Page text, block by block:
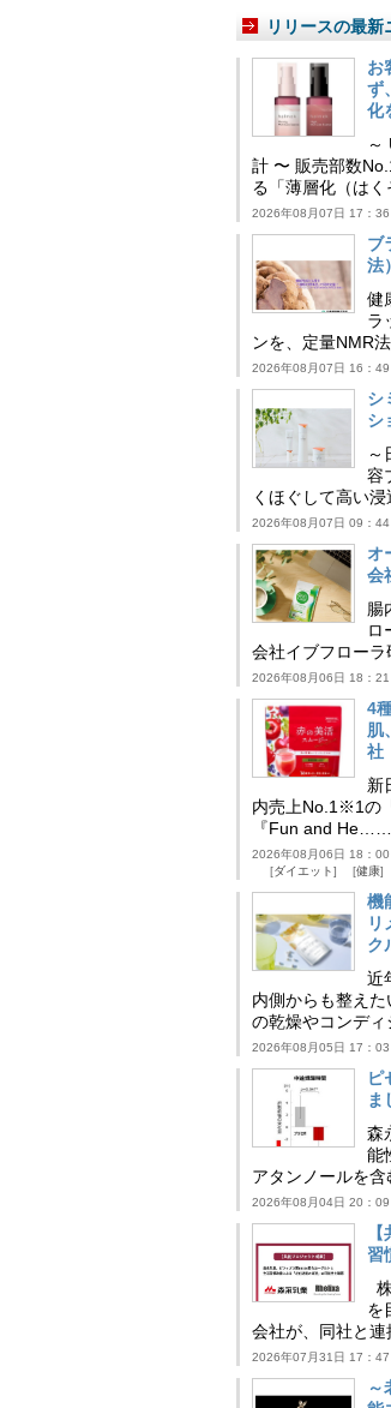
リリースの最新
お
ず
化
～
計 〜 販売部数
る「薄層化（は
2026年08月07日 17：36
ブ
法
健
ラ
ンを、定量NMR
2026年08月07日 16：49
シ
シ
～
容
くほぐして高い
2026年08月07日 09：44
オ
会
腸
ロ
会社イブフロー
2026年08月06日 18：21
4
肌
社
新
内売上No.1※1の
『Fun and He……
2026年08月06日 18：00
ダイエット
健康
機
リ
ク
近
内側からも整え
の乾燥やコンデ
2026年08月05日 17：03
ピ
ま
森
能
アタンノールを
2026年08月04日 20：09
習
を
会社が、同社と
2026年07月31日 17：47
～